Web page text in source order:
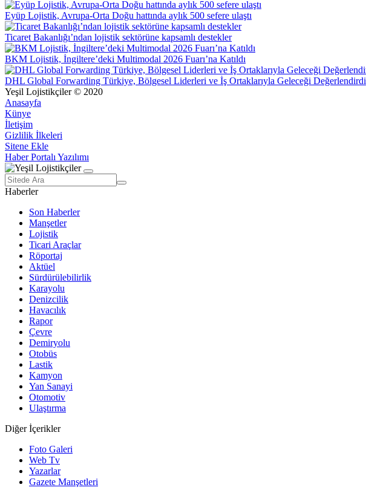
Eyüp Lojistik, Avrupa-Orta Doğu hattında aylık 500 sefere ulaştı
Ticaret Bakanlığı’ndan lojistik sektörüne kapsamlı destekler
BKM Lojistik, İngiltere’deki Multimodal 2026 Fuarı’na Katıldı
DHL Global Forwarding Türkiye, Bölgesel Liderleri ve İş Ortaklarıyla Geleceği Değerlendirdi
Yeşil Lojistikçiler © 2020
Anasayfa
Künye
İletişim
Gizlilik İlkeleri
Sitene Ekle
Haber Portalı Yazılımı
Haberler
Son Haberler
Manşetler
Lojistik
Ticari Araçlar
Röportaj
Aktüel
Sürdürülebilirlik
Karayolu
Denizcilik
Havacılık
Rapor
Çevre
Demiryolu
Otobüs
Lastik
Kamyon
Yan Sanayi
Otomotiv
Ulaştırma
Diğer İçerikler
Foto Galeri
Web Tv
Yazarlar
Gazete Manşetleri